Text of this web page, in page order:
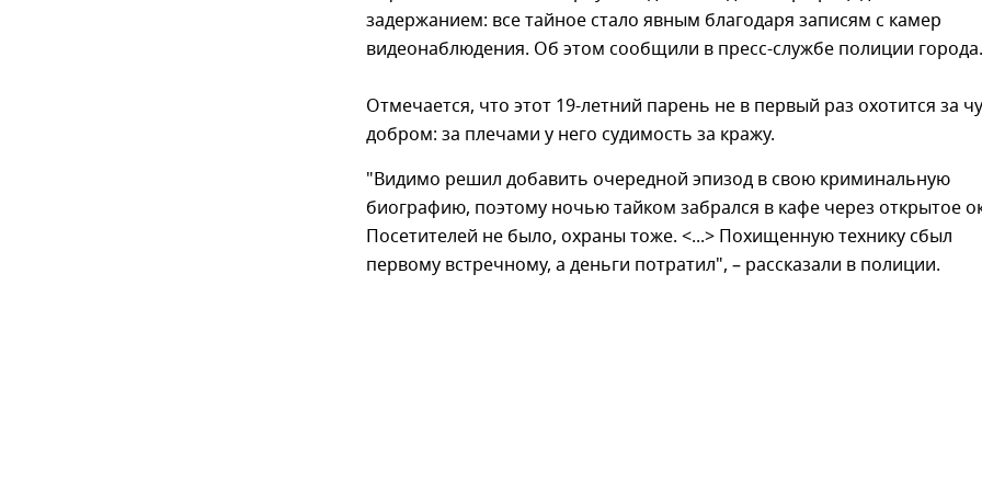
задержанием: все тайное стало явным благодаря записям с камер
видеонаблюдения. Об этом сообщили в пресс-службе полиции города.
Отмечается, что этот 19-летний парень не в первый раз охотится за
добром: за плечами у него судимость за кражу.
"Видимо решил добавить очередной эпизод в свою криминальную
биографию, поэтому ночью тайком забрался в кафе через открытое
Посетителей не было, охраны тоже. <...> Похищенную технику сбыл
первому встречному, а деньги потратил", – рассказали в полиции.